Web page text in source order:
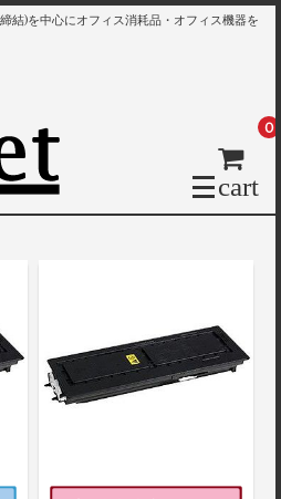
結)を中心にオフィス消耗品・オフィス機器を
cart
0